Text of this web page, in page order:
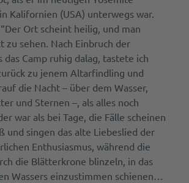
Kalifornien (USA) unterwegs war.
Ort scheint heilig, und man
zu sehen. Nach Einbruch der
das Camp ruhig dalag, tastete ich
zu jenem Altarfindling und
die Nacht – über dem Wasser,
und Sternen –, als alles noch
war als bei Tage, die Fälle scheinen
und singen das alte Liebeslied der
Enthusiasmus, während die
die Blätterkrone blinzeln, in das
Wassers einzustimmen schienen…